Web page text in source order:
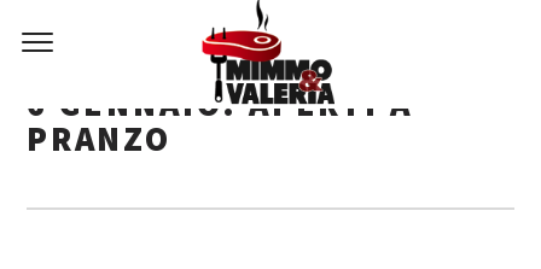
6 GENNAIO: APERTI A
PRANZO